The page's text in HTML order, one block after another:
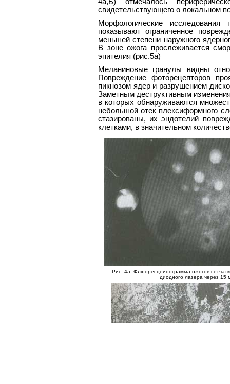
свидетельствующего о локальном
Морфологические исследования
показывают ограниченное
меньшей степени наружного
В зоне ожога прослеживается
эпителия (рис.5а)
Меланиновые гранулы видны
Повреждение фоторецепторов
пикнозом ядер и разрушением
Заметным деструктивным
в которых обнаруживаются
небольшой отек плексиформного
стазированы, их эндотелий
клетками, в значительном
Рис. 4а. Флюоресцеинограмма ожогов
диодного лазера через 15